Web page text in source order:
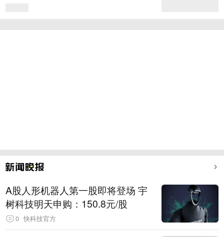
A股人形机器人第一股即将登场 宇
树科技明天申购：150.8元/股
0 快科技官方